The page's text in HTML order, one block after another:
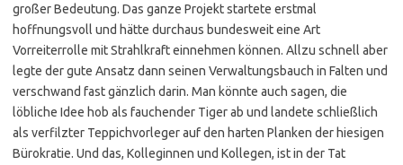
großer Bedeutung. Das ganze Projekt startete erstmal
hoffnungsvoll und hätte durchaus bundesweit eine Art
Vorreiterrolle mit Strahlkraft einnehmen können. Allzu schnell aber
legte der gute Ansatz dann seinen Verwaltungsbauch in Falten und
verschwand fast gänzlich darin. Man könnte auch sagen, die
löbliche Idee hob als fauchender Tiger ab und landete schließlich
als verfilzter Teppichvorleger auf den harten Planken der hiesigen
Bürokratie. Und das, Kolleginnen und Kollegen, ist in der Tat